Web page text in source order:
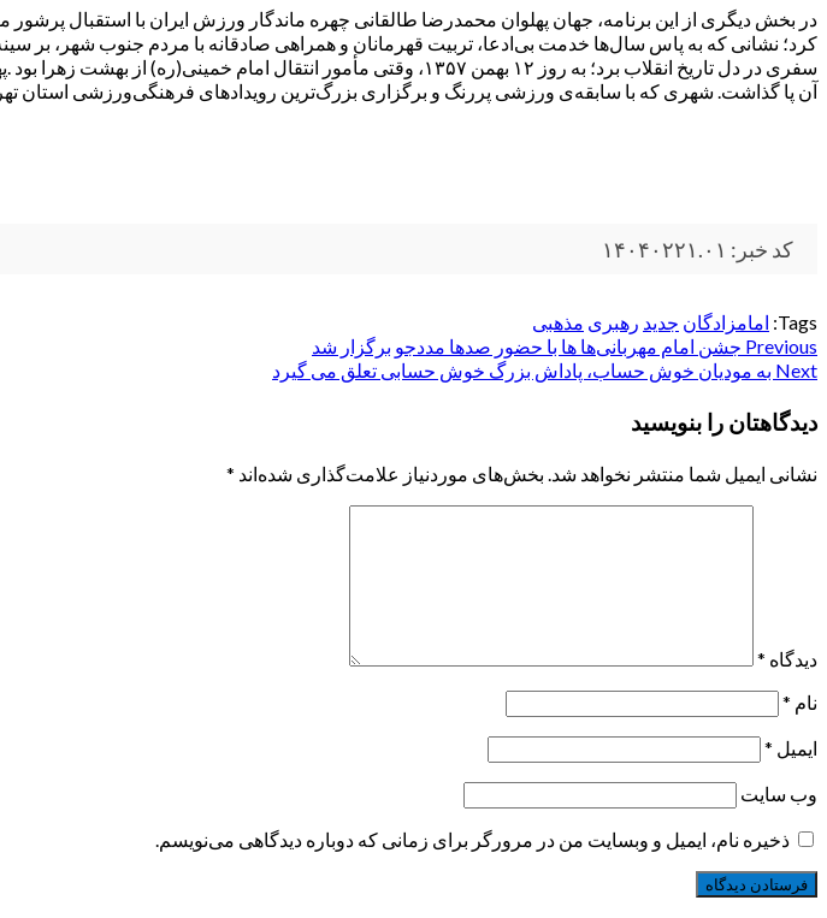
در بخش دیگری از این برنامه، جهان پهلوان محمدرضا طالقانی چهره‌ ماندگار ورزش ایران با استقبال
کرد؛ نشانی که به پاس سال‌ها خدمت بی‌ادعا، تربیت قهرمانان و همراهی صادقانه با مردم جنوب شهر،
سفری در دل تاریخ انقلاب برد؛ به روز ۱۲ بهمن ۱۳۵۷، وقتی مأمور انتقال
آن پا گذاشت. شهری که با سابقه‌ی ورزشی پررنگ و برگزاری بزرگ‌ترین رویدادهای فرهنگی‌ورزشی استان
کد خبر: ۱۴۰۴۰۲۲۱.۰۱
Tags: امامزادگان جدید رهبری مذهبی
Post
navigation
Previous جشن امام مهربانی‌ها ها با حضور صدها مددجو برگزار شد
Next به مودیان خوش حساب، پاداش بزرگ خوش حسابی تعلق می گیرد
دیدگاهتان را بنویسید
نشانی ایمیل شما منتشر نخواهد شد. بخش‌های موردنیاز علامت‌گذاری شده‌اند *
دیدگاه *
نام *
ایمیل *
وب‌ سایت
ذخیره نام، ایمیل و وبسایت من در مرورگر برای زمانی که دوباره دیدگاهی می‌نویسم.